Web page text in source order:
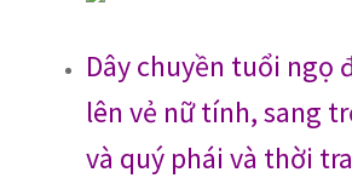
Dây chuyền tuổi ngọ
lên vẻ nữ tính, sang
và quý phái và thời